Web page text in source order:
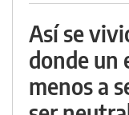
Así se
donde un
menos a